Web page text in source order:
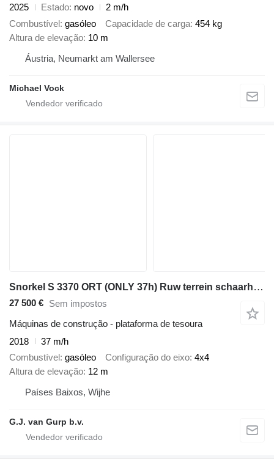
2025
Estado novo
2 m/h
Combustível gasóleo Capacidade de carga 454 kg
Altura de elevação 10 m
Áustria, Neumarkt am Wallersee
Michael Vock
Snorkel S 3370 ORT (ONLY 37h) Ruw terrein schaarhoogwerker
27 500 € Sem impostos
Máquinas de construção - plataforma de tesoura
2018
37 m/h
Combustível gasóleo Configuração do eixo 4x4
Altura de elevação 12 m
Países Baixos, Wijhe
G.J. van Gurp b.v.